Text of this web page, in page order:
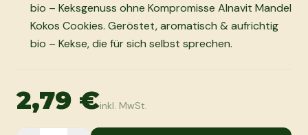
bio – Keksgenuss ohne Kompromisse Alnavit Mandel
Kokos Cookies. Geröstet, aromatisch & aufrichtig
bio – Kekse, die für sich selbst sprechen.
2,79 €inkl. MwSt.